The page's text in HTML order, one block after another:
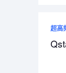
超高